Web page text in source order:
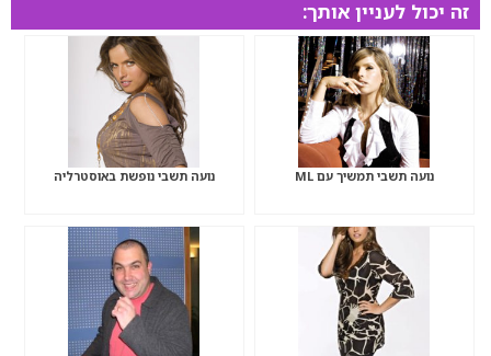
זה יכול לעניין אותך:
נועה תשבי תמשיך עם ML נועה תשבי נופשת באוסטרליה